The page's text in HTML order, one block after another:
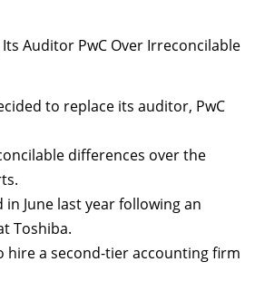
Auditor PwC Over Irreconcilable
to replace its auditor, PwC
differences over the
in June last year following an
Toshiba.
hire a second-tier accounting firm